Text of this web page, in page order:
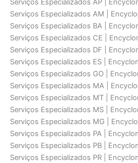
Serviços Especializados AP |
Serviços Especializados AM |
Serviços Especializados BA |
Serviços Especializados CE |
Serviços Especializados DF |
Serviços Especializados ES |
Serviços Especializados GO |
Serviços Especializados MA |
Serviços Especializados MT |
Serviços Especializados MS |
Serviços Especializados MG |
Serviços Especializados PA |
Serviços Especializados PB |
Serviços Especializados PR |